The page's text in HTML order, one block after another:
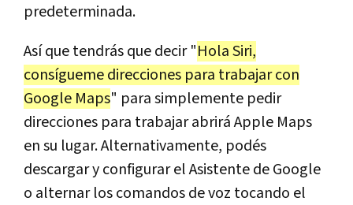
predeterminada.
Así que tendrás que decir "Hola Siri,
consígueme direcciones para trabajar con
Google Maps" para simplemente pedir
direcciones para trabajar abrirá Apple Maps
en su lugar. Alternativamente, podés
descargar y configurar el Asistente de Google
o alternar los comandos de voz tocando el